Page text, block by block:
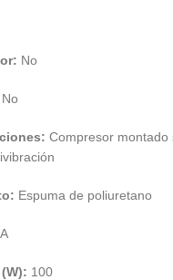
No
No
Compresor montado
Espuma de poliuretano
100